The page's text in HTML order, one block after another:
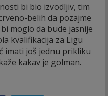
bi bio izvodljiv, tim
belih da pozajme
moglo da bude jasnije
kvalifikacija za Ligu
imati još jednu prikliku
kakav je golman.